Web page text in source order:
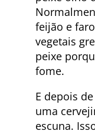
feijão e
vegetais
peixe
fome.
E depois
uma
escuna.